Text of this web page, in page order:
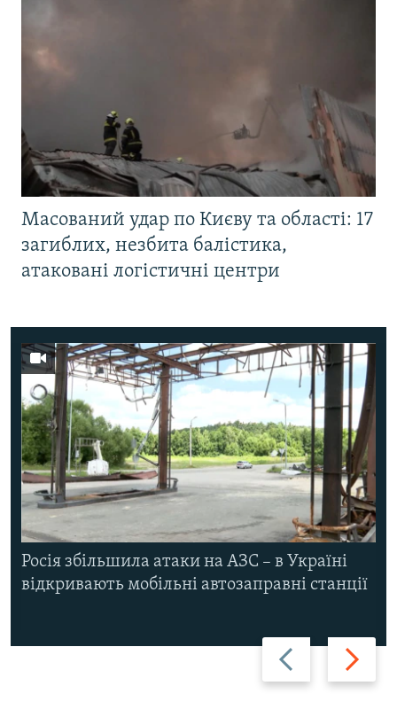
Масований удар по Києву та області: 17
загиблих, незбита балістика,
атаковані логістичні центри
Назад Вперед
Росія збільшила атаки на АЗС – в Україні
відкривають мобільні автозаправні станції